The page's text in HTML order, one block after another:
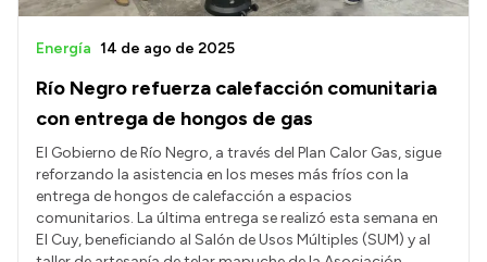
Río Negro refuerza calefacción comunitaria
con entrega de hongos de gas
Energía 14 de ago de 2025
El Gobierno de Río Negro, a través del Plan Calor Gas, sigue
reforzando la asistencia en los meses más fríos con la
entrega de hongos de calefacción a espacios
comunitarios. La última entrega se realizó esta semana en
El Cuy, beneficiando al Salón de Usos Múltiples (SUM) y al